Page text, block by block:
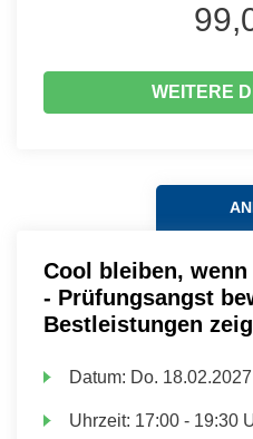
WEITERE
Cool bleiben,
- Prüfungsangst
Bestleistungen
Datum: Do. 18.02.2027
Uhrzeit: 17:00 - 19:30